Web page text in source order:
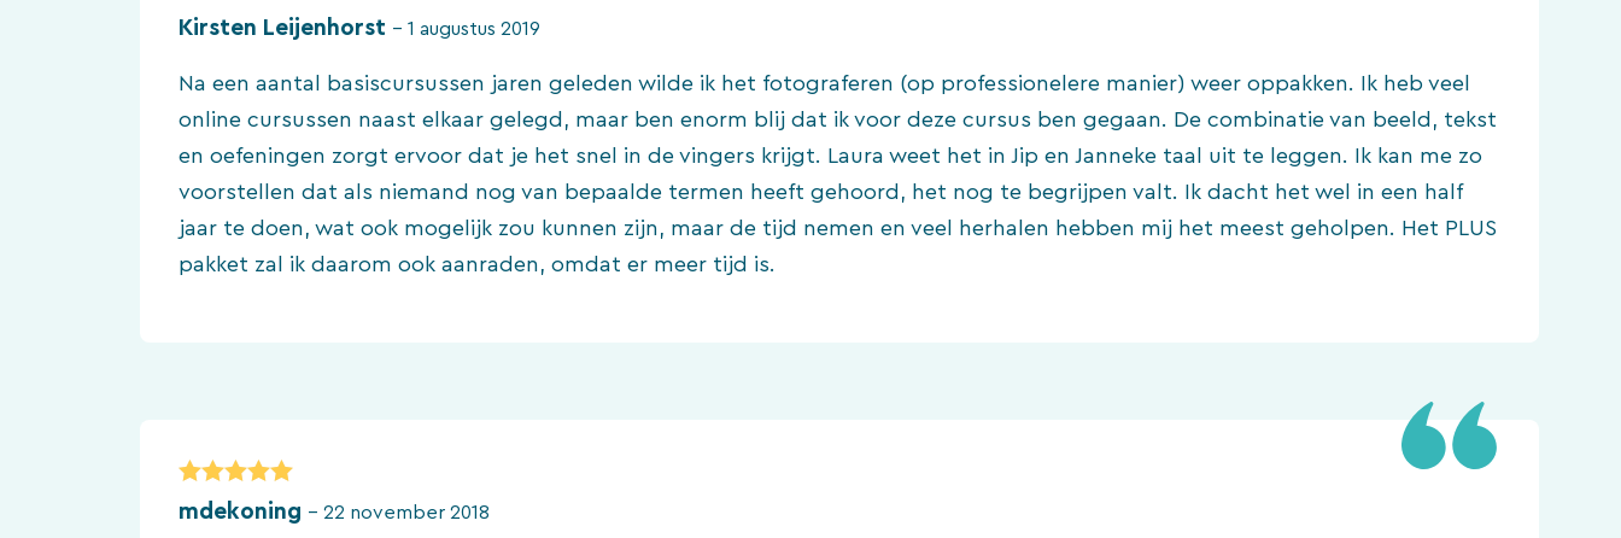
5van 5
Kirsten Leijenhorst – 1 augustus 2019
Na een aantal basiscursussen jaren geleden wilde ik het fotograferen (op professionelere manier) weer oppakken. Ik heb veel
online cursussen naast elkaar gelegd, maar ben enorm blij dat ik voor deze cursus ben gegaan. De combinatie van beeld, tekst
en oefeningen zorgt ervoor dat je het snel in de vingers krijgt. Laura weet het in Jip en Janneke taal uit te leggen. Ik kan me zo
voorstellen dat als niemand nog van bepaalde termen heeft gehoord, het nog te begrijpen valt. Ik dacht het wel in een half
jaar te doen, wat ook mogelijk zou kunnen zijn, maar de tijd nemen en veel herhalen hebben mij het meest geholpen. Het PLUS
pakket zal ik daarom ook aanraden, omdat er meer tijd is.
5van 5
mdekoning – 22 november 2018